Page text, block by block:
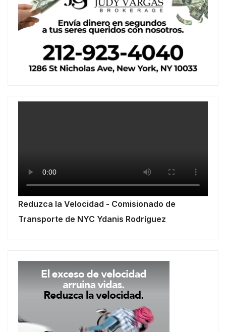
Reduzca la Velocidad - Comisionado de
Transporte de NYC Ydanis Rodríguez